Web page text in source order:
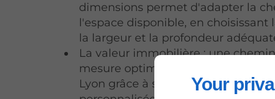
Your
dimensions permet d'adapter la
l'espace disponible, en choisissant
la largeur et la profondeur
La valeur immobilière : une
mesure optimisera la valeur de
Lyon grâce à ses caractéristiques